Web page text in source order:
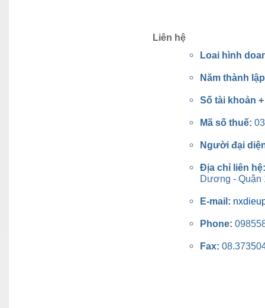
Liên hệ
Loai hình
Năm thành
Số tài khoản
Mã số thuế:
Người đại
Địa chỉ liên
Dương - Quận
E-mail:
Phone:
Fax: